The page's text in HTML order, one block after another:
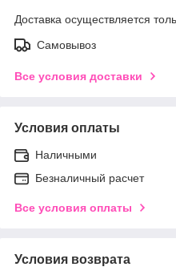
Доставка осуществляется
Самовывоз
Все условия доставки
Условия оплаты
Наличными
Безналичный расчет
Все условия оплаты
Условия возврата